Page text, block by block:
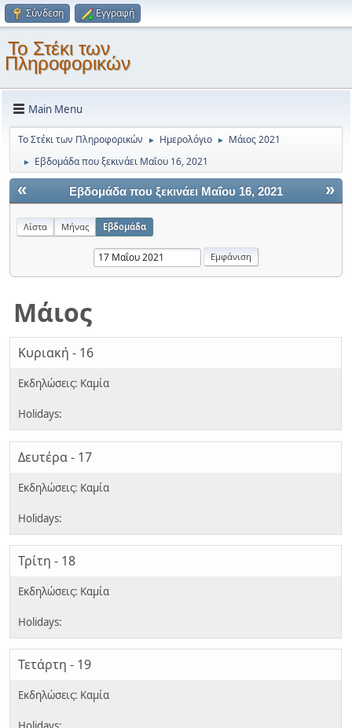
Σύνδεση Εγγραφή
Το Στέκι των
Πληροφορικών
Main Menu
Το Στέκι των Πληροφορικών ► Ημερολόγιο ► Μάιος 2021
► Εβδομάδα που ξεκινάει Μαΐου 16, 2021
« »
Εβδομάδα που ξεκινάει Μαΐου 16, 2021
Λίστα Μήνας Εβδομάδα
Μάιος
Κυριακή - 16
Δευτέρα - 17
Τρίτη - 18
Τετάρτη - 19